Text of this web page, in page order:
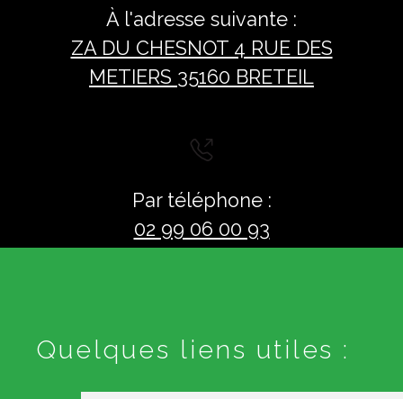
À l'adresse suivante :
ZA DU CHESNOT 4 RUE DES
METIERS 35160 BRETEIL
Par téléphone :
02 99 06 00 93
Quelques liens utiles :